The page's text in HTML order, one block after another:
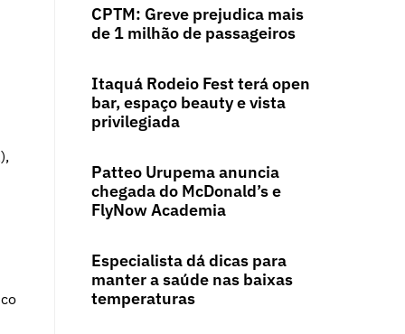
CPTM: Greve prejudica mais
de 1 milhão de passageiros
Itaquá Rodeio Fest terá open
bar, espaço beauty e vista
privilegiada
Patteo Urupema anuncia
chegada do McDonald’s e
FlyNow Academia
Especialista dá dicas para
manter a saúde nas baixas
temperaturas